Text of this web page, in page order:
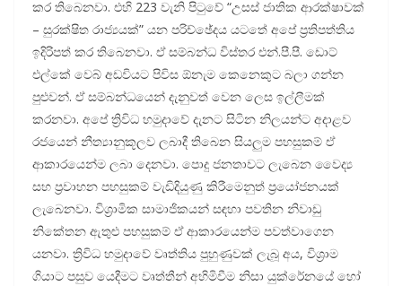
කර තිබෙනවා. එහි 223 වැනි පිටුවේ “උසස් ජාතික ආරක්ෂාවක්
– සුරක්ෂිත රාජ්‍යයක්” යන පරිච්ඡේදය යටතේ අපේ ප්‍රතිපත්තිය
ඉදිරිපත් කර තිබෙනවා. ඒ සම්බන්ධ විස්තර එන්.පී.පී. ඩොට්
එල්කේ වෙබ් අඩවියට පිවිස ඕනැම කෙනෙකුට බලා ගන්න
පුළුවන්. ඒ සම්බන්ධයෙන් දැනුවත් වෙන ලෙස ඉල්ලීමක්
කරනවා. අපේ ත්‍රිවිධ හමුදාවේ දැනට සිටින නිලයන්ට අදාළව
රජයෙන් නීත්‍යානුකූලව ලබාදී තිබෙන සියලුම පහසුකම් ඒ
ආකාරයෙන්ම ලබා දෙනවා. පොදු ජනතාවට ලැබෙන වෛද්‍ය
සහ ප්‍රවාහන පහසුකම් වැඩිදියුණු කිරීමෙනුත් ප්‍රයෝජනයක්
ලැබෙනවා. විශ්‍රාමික සාමාජිකයන් සඳහා පවතින නිවාඩු
නිකේතන ඇතුළු පහසුකම් ඒ ආකාරයෙන්ම පවත්වාගෙන
යනවා. ත්‍රිවිධ හමුදාවේ වෘත්තිය පුහුණුවක් ලැබූ අය, විශ්‍රාම
ගියාට පසුව යෙදීමට වෘත්තීන් අහිමිවීම නිසා යුක්රේනයේ හෝ